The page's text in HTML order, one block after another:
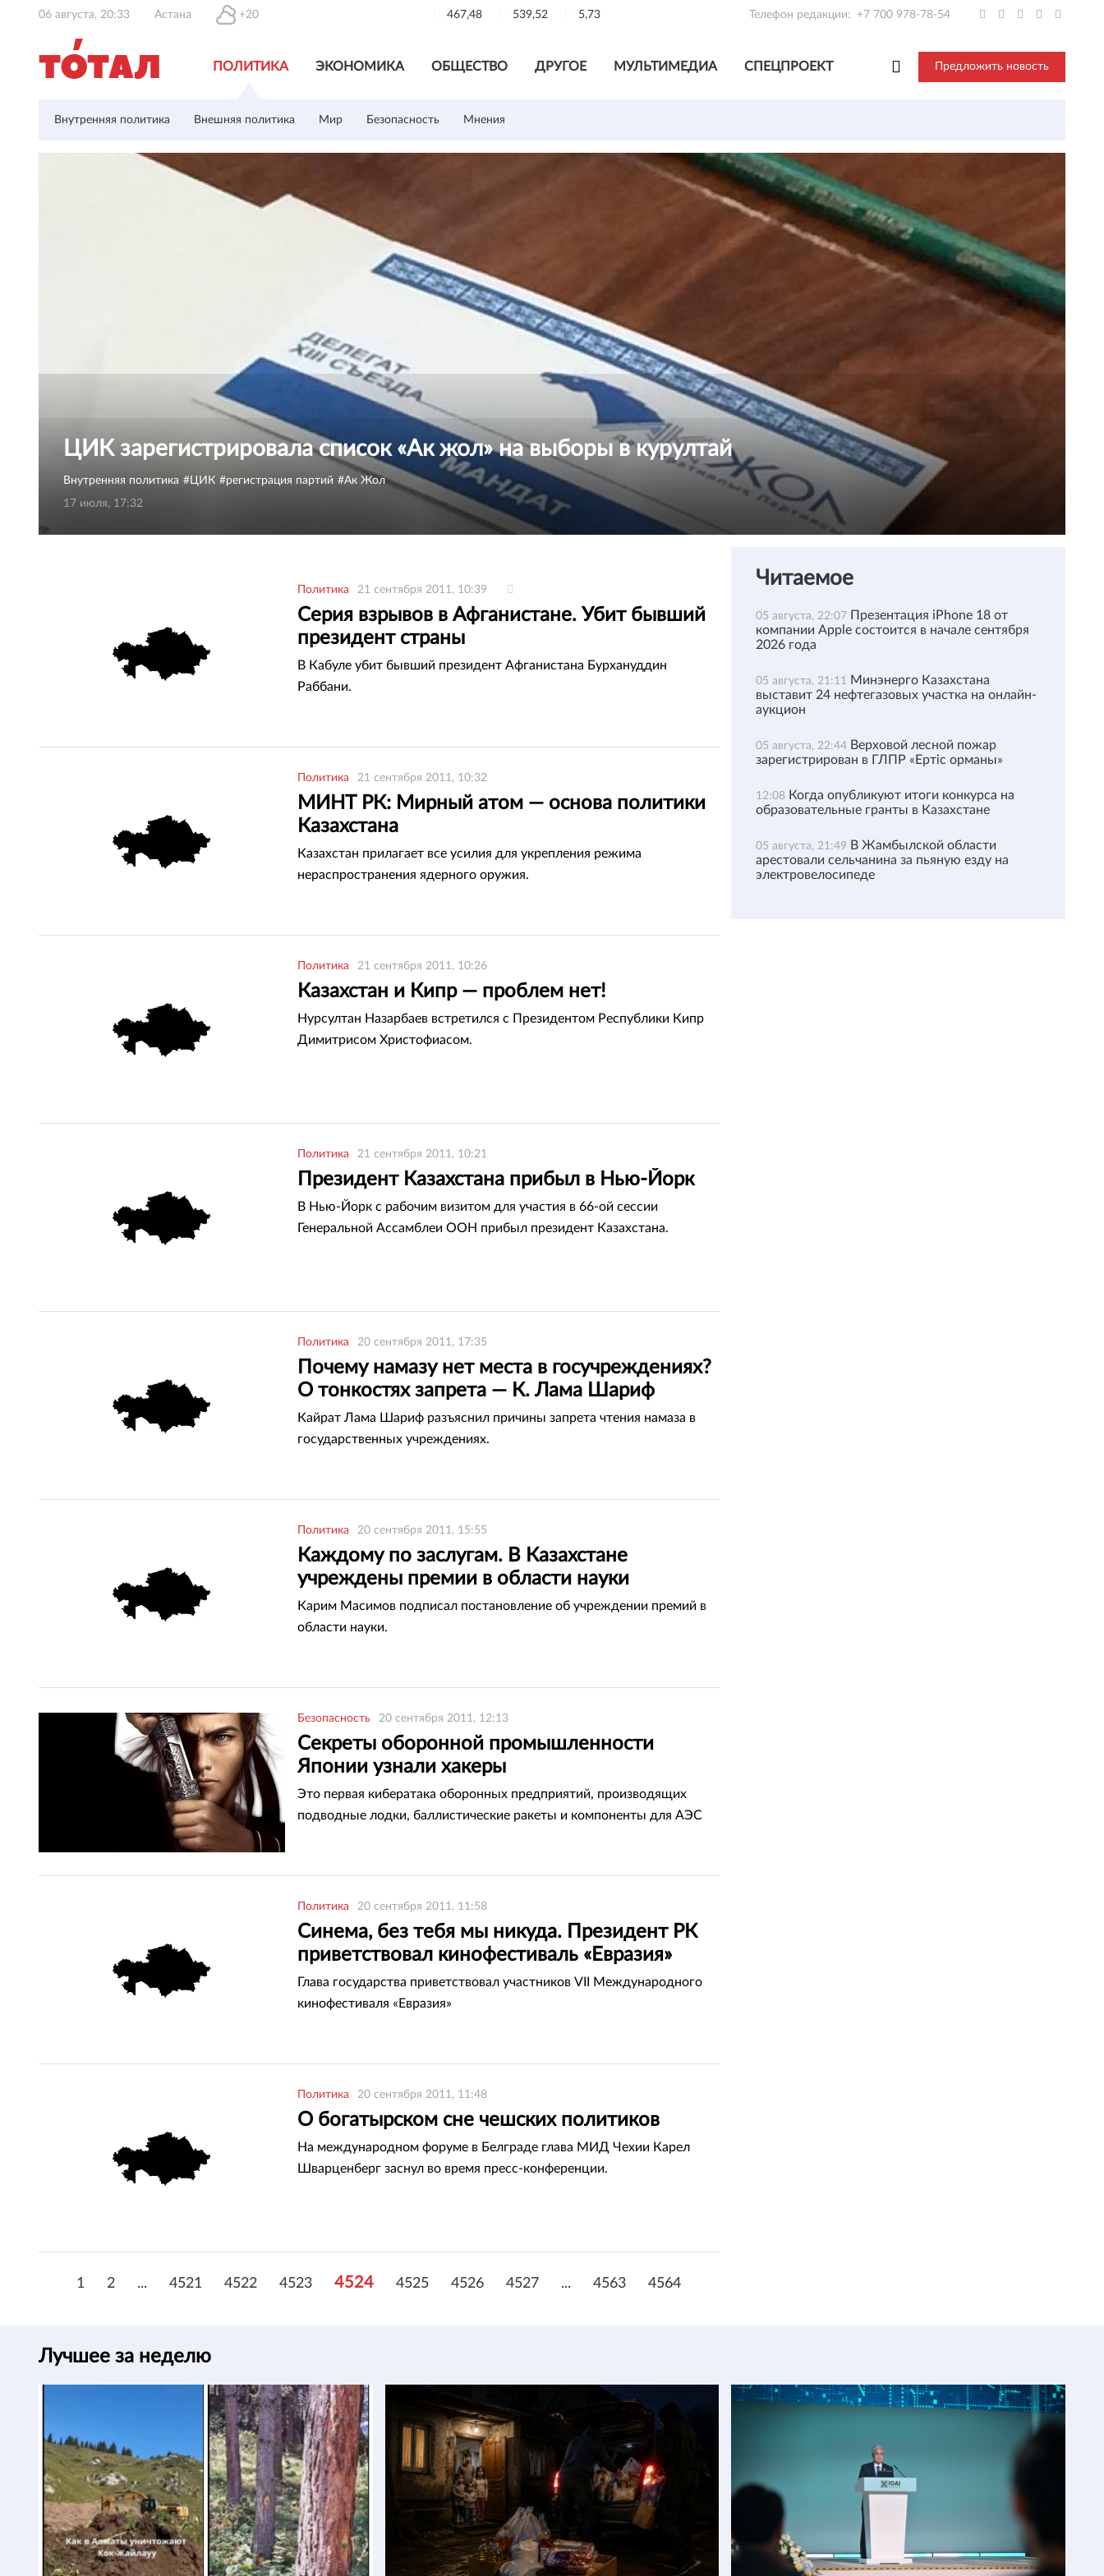
06 августа, 20:33 Астана +20 467,48 539,52 5,73 Телефон редакции: +7 700 978-78-54
ПОЛИТИКА ЭКОНОМИКА ОБЩЕСТВО ДРУГОЕ МУЛЬТИМЕДИА СПЕЦПРОЕКТ Предложить новость
Внутренняя политика Внешняя политика Мир Безопасность Мнения
ЦИК зарегистрировала список «Ак жол» на выборы в курултай
Внутренняя политика ЦИК регистрация партий
Ак Жол
17 июля, 17:32
Политика 21 сентября 2011, 10:39
Серия взрывов в Афганистане. Убит бывший
президент страны
В Кабуле убит бывший президент Афганистана Бурхануддин
Раббани.
Политика 21 сентября 2011, 10:32
МИНТ РК: Мирный атом — основа политики
Казахстана
Казахстан прилагает все усилия для укрепления режима
нераспространения ядерного оружия.
Политика 21 сентября 2011, 10:26
Казахстан и Кипр — проблем нет!
Нурсултан Назарбаев встретился с Президентом Республики Кипр
Димитрисом Христофиасом.
Политика 21 сентября 2011, 10:21
Президент Казахстана прибыл в Нью-Йорк
В Нью-Йорк с рабочим визитом для участия в 66-ой сессии
Генеральной Ассамблеи ООН прибыл президент Казахстана.
Политика 20 сентября 2011, 17:35
Почему намазу нет места в госучреждениях?
О тонкостях запрета — К. Лама Шариф
Кайрат Лама Шариф разъяснил причины запрета чтения намаза в
государственных учреждениях.
Политика 20 сентября 2011, 15:55
Каждому по заслугам. В Казахстане
учреждены премии в области науки
Карим Масимов подписал постановление об учреждении премий в
области науки.
Безопасность 20 сентября 2011, 12:13
Секреты оборонной промышленности
Японии узнали хакеры
Это первая кибератака оборонных предприятий, производящих
подводные лодки, баллистические ракеты и компоненты для АЭС
Политика 20 сентября 2011, 11:58
Синема, без тебя мы никуда. Президент РК
приветствовал кинофестиваль «Евразия»
Глава государства приветствовал участников VII Международного
кинофестиваля «Евразия»
Политика 20 сентября 2011, 11:48
О богатырском сне чешских политиков
На международном форуме в Белграде глава МИД Чехии Карел
Шварценберг заснул во время пресс-конференции.
1 2 ... 4521 4522 4523 4524 4525 4526 4527 ... 4563 4564
Читаемое
05 августа, 22:07 Презентация iPhone 18 от
компании Apple состоится в начале сентября
2026 года
05 августа, 21:11 Минэнерго Казахстана
выставит 24 нефтегазовых участка на онлайн-
аукцион
05 августа, 22:44 Верховой лесной пожар
зарегистрирован в ГЛПР «Ертіс орманы»
12:08 Когда опубликуют итоги конкурса на
образовательные гранты в Казахстане
05 августа, 21:49 В Жамбылской области
арестовали сельчанина за пьяную езду на
электровелосипеде
Лучшее за неделю